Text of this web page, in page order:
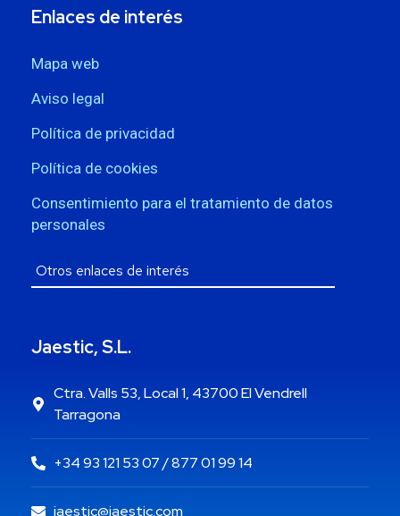
Enlaces de interés
Mapa web
Aviso legal
Política de privacidad
Política de cookies
Consentimiento para el tratamiento de datos
personales
Jaestic, S.L.
Ctra. Valls 53, Local 1, 43700 El Vendrell
Tarragona
+34 93 121 53 07 / 877 01 99 14
jaestic@jaestic.com